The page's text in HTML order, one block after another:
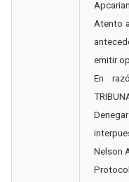
Atento
emitir
En
Nelson